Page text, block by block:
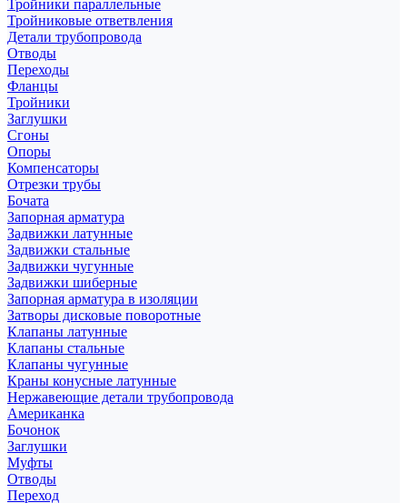
Тройники параллельные
Тройниковые ответвления
Детали трубопровода
Отводы
Переходы
Фланцы
Тройники
Заглушки
Сгоны
Опоры
Компенсаторы
Отрезки трубы
Бочата
Запорная арматура
Задвижки латунные
Задвижки стальные
Задвижки чугунные
Задвижки шиберные
Запорная арматура в изоляции
Затворы дисковые поворотные
Клапаны латунные
Клапаны стальные
Клапаны чугунные
Краны конусные латунные
Нержавеющие детали трубопровода
Американка
Бочонок
Заглушки
Муфты
Отводы
Переход